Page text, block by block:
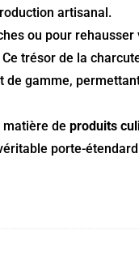
artisanal.
ou pour
trésor de la
gamme,
matière deproduits
porte-